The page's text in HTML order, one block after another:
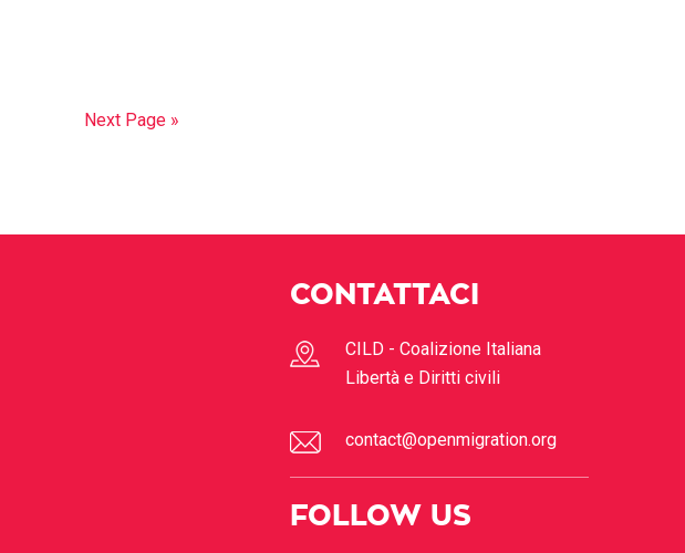
Next Page »
CONTATTACI
CILD - Coalizione Italiana
Libertà e Diritti civili
contact@openmigration.org
FOLLOW US